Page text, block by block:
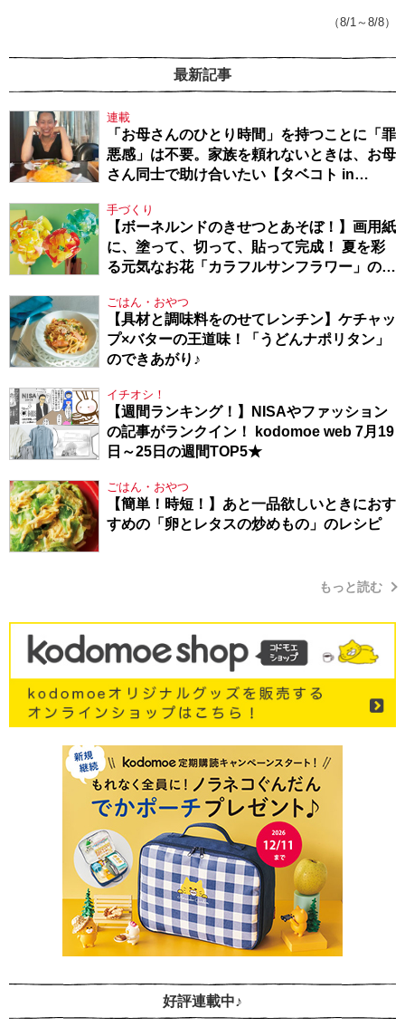
（8/1～8/8）
最新記事
連載
「お母さんのひとり時間」を持つことに「罪
悪感」は不要。家族を頼れないときは、お母
さん同士で助け合いたい【タベコト in
手づくり
【ボーネルンドのきせつとあそぼ！】画用紙
に、塗って、切って、貼って完成！ 夏を彩
る元気なお花「カラフルサンフラワー」の作
ごはん・おやつ
【具材と調味料をのせてレンチン】ケチャッ
プ×バターの王道味！「うどんナポリタン」
のできあがり♪
イチオシ！
【週間ランキング！】NISAやファッション
の記事がランクイン！ kodomoe web 7月19
日～25日の週間TOP5★
ごはん・おやつ
【簡単！時短！】あと一品欲しいときにおす
すめの「卵とレタスの炒めもの」のレシピ
もっと読む
好評連載中♪